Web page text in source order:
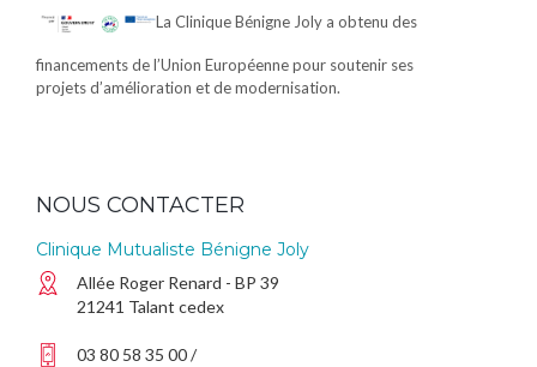
La Clinique Bénigne Joly a obtenu des
financements de l’Union Européenne pour soutenir ses
projets d’amélioration et de modernisation.
NOUS CONTACTER
Clinique Mutualiste Bénigne Joly
Allée Roger Renard - BP 39
21241 Talant cedex
03 80 58 35 00 /